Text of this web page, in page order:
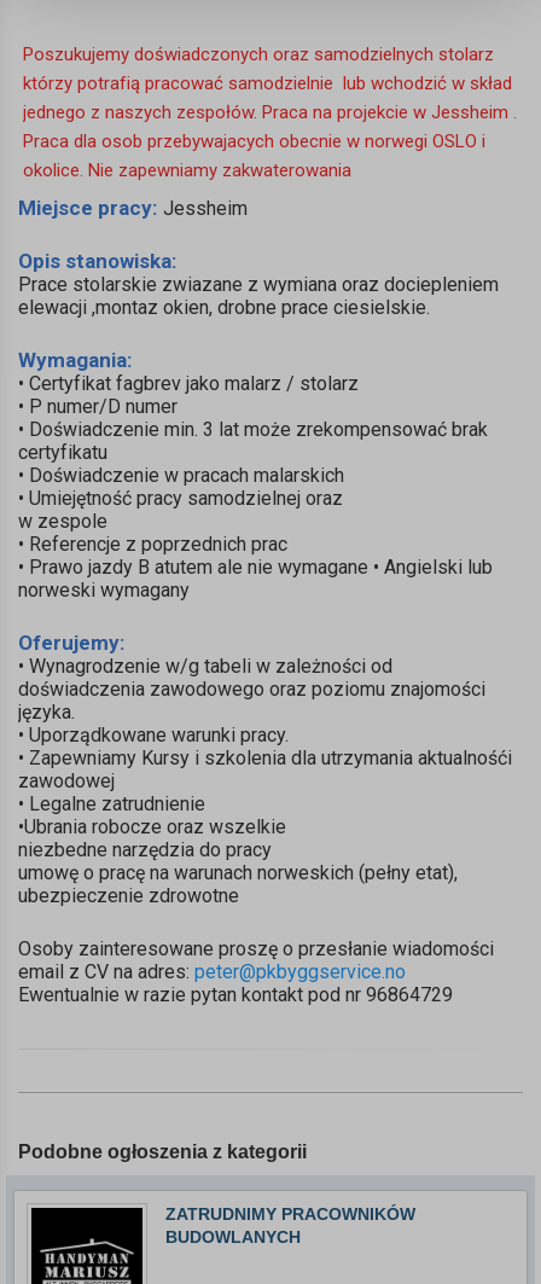
Poszukujemy doświadczonych oraz samodzielnych stolarz
którzy potrafią pracować samodzielnie lub wchodzić w skład
jednego z naszych zespołów. Praca na projekcie w Jessheim .
Praca dla osob przebywajacych obecnie w norwegi OSLO i
okolice. Nie zapewniamy zakwaterowania
Miejsce pracy: Jessheim
Opis stanowiska:
Prace stolarskie zwiazane z wymiana oraz dociepleniem
elewacji ,montaz okien, drobne prace ciesielskie.
Wymagania:
• Certyfikat fagbrev jako malarz / stolarz
• P numer/D numer
• Doświadczenie min. 3 lat może zrekompensować brak
certyfikatu
• Doświadczenie w pracach malarskich
• Umiejętność pracy samodzielnej oraz
w zespole
• Referencje z poprzednich prac
• Prawo jazdy B atutem ale nie wymagane • Angielski lub
norweski wymagany
Oferujemy:
• Wynagrodzenie w/g tabeli w zależności od
doświadczenia zawodowego oraz poziomu znajomości
języka.
• Uporządkowane warunki pracy.
• Zapewniamy Kursy i szkolenia dla utrzymania aktualnośći
zawodowej
• Legalne zatrudnienie
•Ubrania robocze oraz wszelkie
niezbedne narzędzia do pracy
umowę o pracę na warunach norweskich (pełny etat),
ubezpieczenie zdrowotne
Osoby zainteresowane proszę o przesłanie wiadomości
email z CV na adres: peter@pkbyggservice.no
Ewentualnie w razie pytan kontakt pod nr 96864729
Podobne ogłoszenia z kategorii
ZATRUDNIMY PRACOWNIKÓW
BUDOWLANYCH